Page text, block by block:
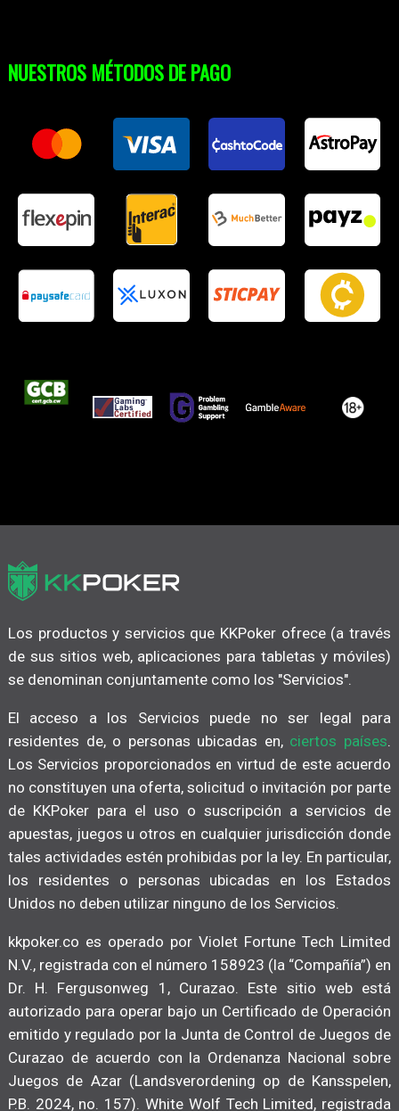
NUESTROS MÉTODOS DE PAGO
Los productos y servicios que KKPoker ofrece (a través
de sus sitios web, aplicaciones para tabletas y móviles)
se denominan conjuntamente como los "Servicios".
El acceso a los Servicios puede no ser legal para
residentes de, o personas ubicadas en, ciertos países.
Los Servicios proporcionados en virtud de este acuerdo
no constituyen una oferta, solicitud o invitación por parte
de KKPoker para el uso o suscripción a servicios de
apuestas, juegos u otros en cualquier jurisdicción donde
tales actividades estén prohibidas por la ley. En particular,
los residentes o personas ubicadas en los Estados
Unidos no deben utilizar ninguno de los Servicios.
kkpoker.co es operado por Violet Fortune Tech Limited
N.V., registrada con el número 158923 (la “Compañía”) en
Dr. H. Fergusonweg 1, Curazao. Este sitio web está
autorizado para operar bajo un Certificado de Operación
emitido y regulado por la Junta de Control de Juegos de
Curazao de acuerdo con la Ordenanza Nacional sobre
Juegos de Azar (Landsverordening op de Kansspelen,
P.B. 2024, no. 157). White Wolf Tech Limited, registrada